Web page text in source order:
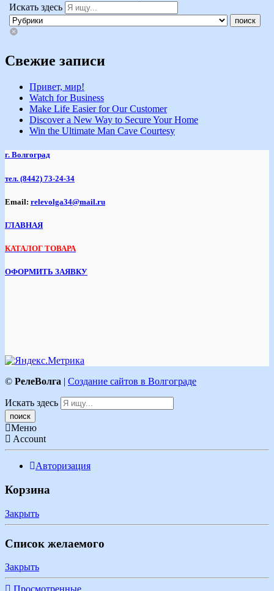
Искать здесь
Свежие записи
Привет, мир!
Watch for Business
Make Life Easier for Our Customer
Discover a New Way to Secure Your Home
Win the Ultimate Man Cave Courtesy
г. Волгоград
тел. (8442) 73-24-34
Email: relevolga34@mail.ru
ГЛАВНАЯ
КАТАЛОГ ТОВАРА
ОФОРМИТЬ ЗАЯВКУ
© РелеВолга Создание сайтов в Волгограде
Искать здесь
Меню
Account
Авторизация
Корзина
Закрыть
Список желаемого
Закрыть